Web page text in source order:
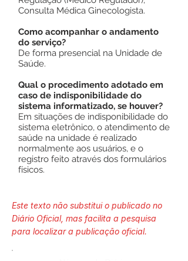
Consulta Médica Ginecologista.
Como acompanhar o andamento
do serviço?
De forma presencial na Unidade de
Saúde.
Qual o procedimento adotado em
caso de indisponibilidade do
sistema informatizado, se houver?
Em situações de indisponibilidade do
sistema eletrônico, o atendimento de
saúde na unidade é realizado
normalmente aos usuários, e o
registro feito através dos formulários
físicos.
Este texto não substitui o publicado no
Diário Oficial, mas facilita a pesquisa
para localizar a publicação oficial.